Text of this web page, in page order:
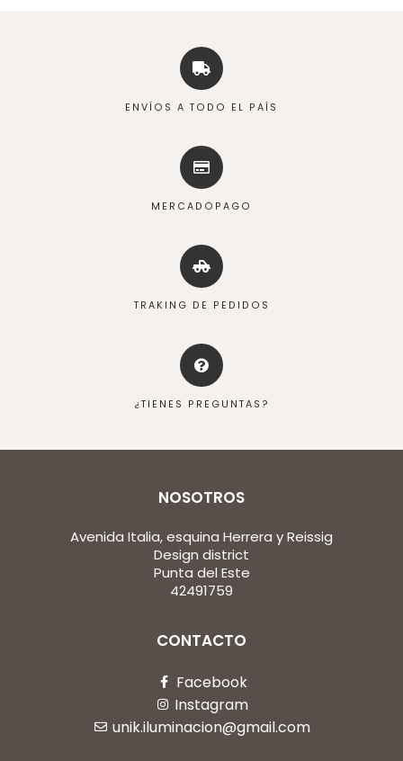
ENVÍOS A TODO EL PAÍS
MERCADOPAGO
TRAKING DE PEDIDOS
¿TIENES PREGUNTAS?
NOSOTROS
Avenida Italia, esquina Herrera y Reissig
Design district
Punta del Este
42491759
CONTACTO
Facebook
Instagram
unik.iluminacion@gmail.com